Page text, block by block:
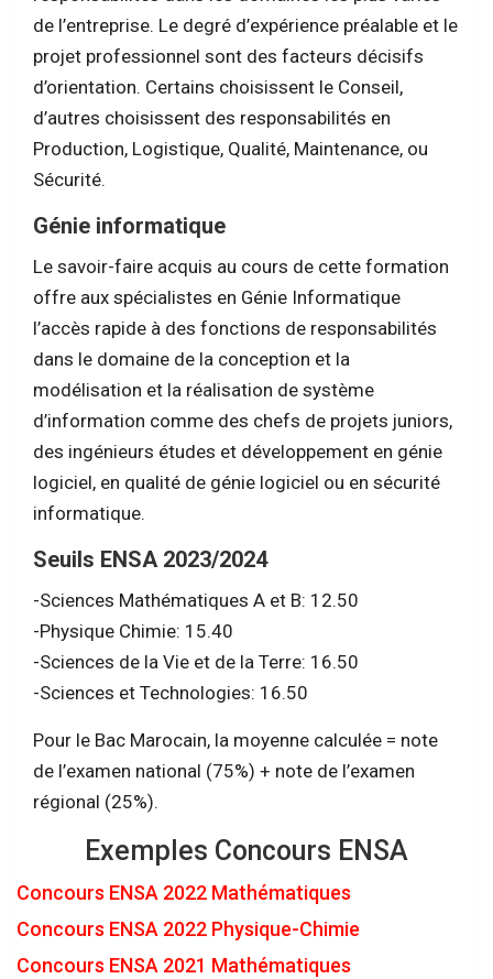
de l’entreprise. Le degré d’expérience préalable et le
projet professionnel sont des facteurs décisifs
d’orientation. Certains choisissent le Conseil,
d’autres choisissent des responsabilités en
Production, Logistique, Qualité, Maintenance, ou
Sécurité.
Génie informatique
Le savoir-faire acquis au cours de cette formation
offre aux spécialistes en Génie Informatique
l’accès rapide à des fonctions de responsabilités
dans le domaine de la conception et la
modélisation et la réalisation de système
d’information comme des chefs de projets juniors,
des ingénieurs études et développement en génie
logiciel, en qualité de génie logiciel ou en sécurité
informatique.
Seuils ENSA 2023/2024
-Sciences Mathématiques A et B: 12.50
-Physique Chimie: 15.40
-Sciences de la Vie et de la Terre: 16.50
-Sciences et Technologies: 16.50
Pour le Bac Marocain, la moyenne calculée = note
de l’examen national (75%) + note de l’examen
régional (25%).
Exemples Concours ENSA
Concours ENSA 2022 Mathématiques
Concours ENSA 2022 Physique-Chimie
Concours ENSA 2021 Mathématiques